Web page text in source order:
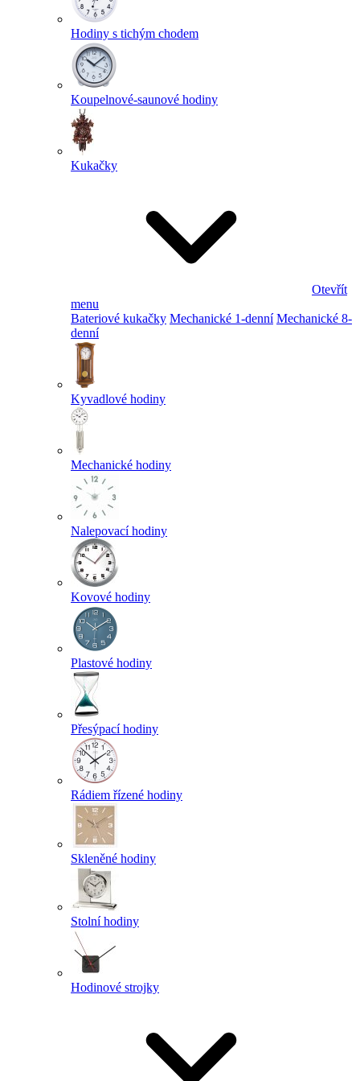
Hodiny s tichým chodem
Koupelnové-saunové hodiny
Kukačky
Otevřít
menu
Bateriové kukačky Mechanické 1-denní Mechanické 8-
denní
Kyvadlové hodiny
Mechanické hodiny
Nalepovací hodiny
Kovové hodiny
Plastové hodiny
Přesýpací hodiny
Rádiem řízené hodiny
Skleněné hodiny
Stolní hodiny
Hodinové strojky